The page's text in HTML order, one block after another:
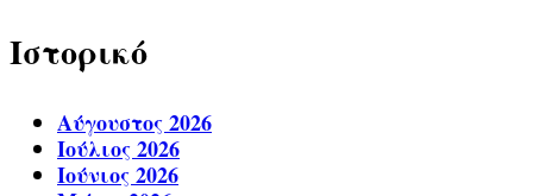
Ιστορικό
Αύγουστος 2026
Ιούλιος 2026
Ιούνιος 2026